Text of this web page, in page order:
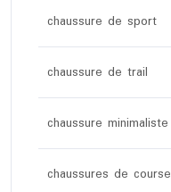
chaussure de sport
chaussure de trail
chaussure minimaliste
chaussures de course